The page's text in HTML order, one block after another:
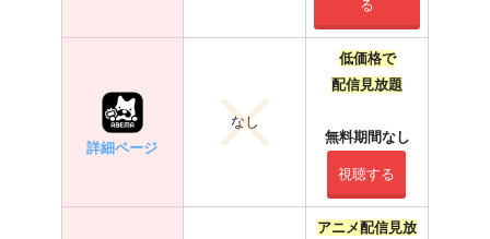
る
詳細ページ
なし
低価格で
配信見放題
無料期間なし
視聴する
アニメ配信見放